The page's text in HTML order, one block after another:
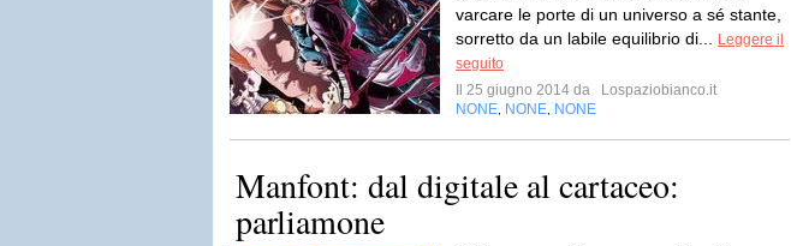
varcare le porte di un universo a sé stante,
sorretto da un labile equilibrio di...
Leggere il
seguito
Il 25 giugno 2014 da
Lospaziobianco.it
NONE NONE NONE
Manfont: dal digitale al cartaceo:
parliamone